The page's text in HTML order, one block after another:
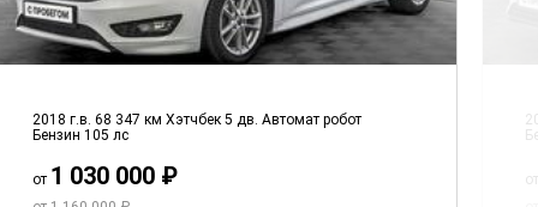
2018 г.в. 68 347 км Хэтчбек 5 дв. Автомат робот
Бензин 105 лс
от 1 030 000 ₽